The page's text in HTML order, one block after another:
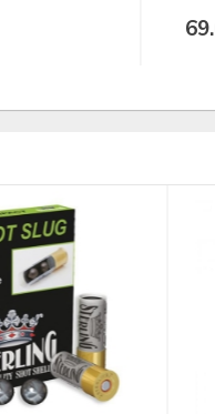
69.66 Euro